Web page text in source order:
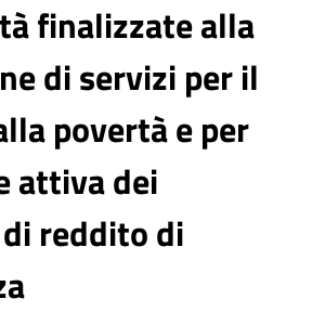
finalizzate alla
di servizi per il
povertà e per
attiva dei
reddito di